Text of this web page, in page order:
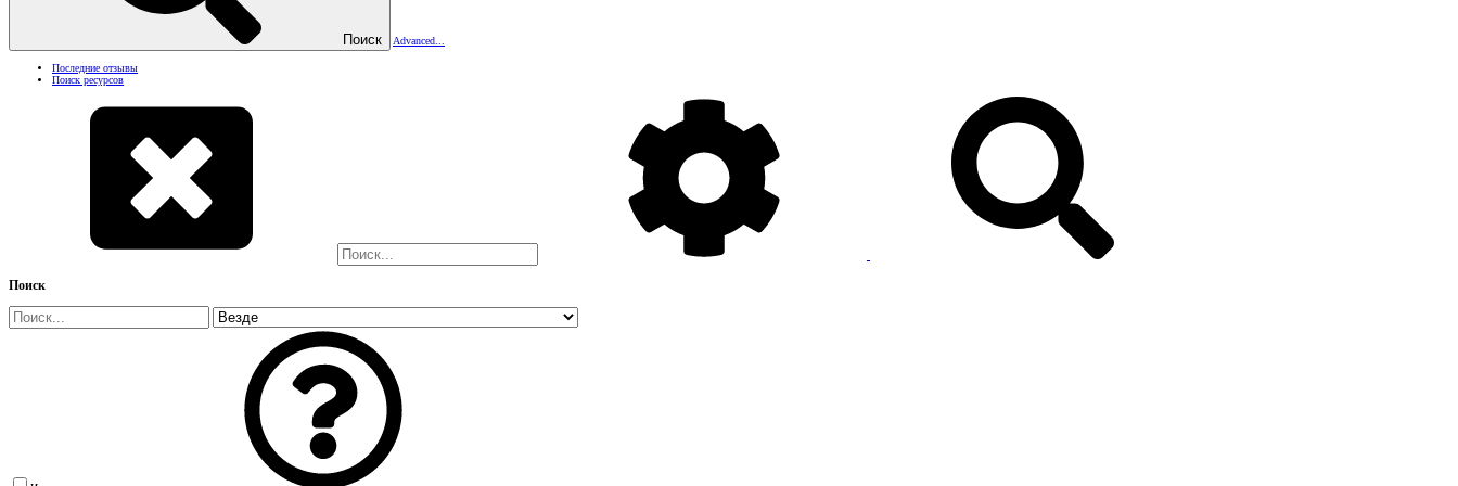
Поиск Advanced...
Последние отзывы
Поиск ресурсов
Поиск